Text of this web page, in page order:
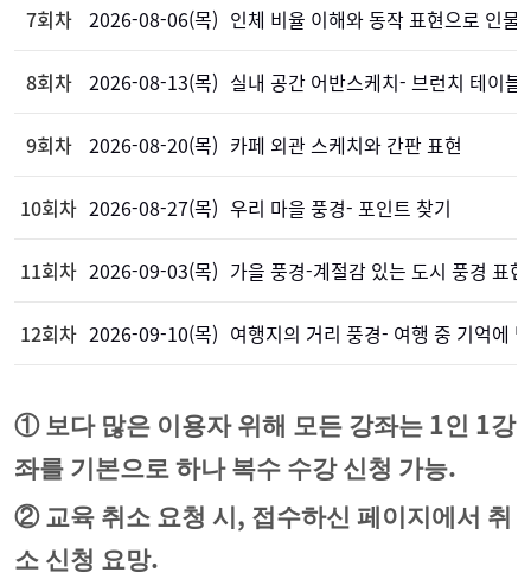
7회차 2026-08-06(목) 인체 비율 이해와 동작 표현으로 인물
8회차 2026-08-13(목) 실내 공간 어반스케치- 브런치 테이블
9회차 2026-08-20(목) 카페 외관 스케치와 간판 표현
10회차 2026-08-27(목) 우리 마을 풍경- 포인트 찾기
11회차 2026-09-03(목) 가을 풍경-계절감 있는 도시 풍경 표현
12회차 2026-09-10(목) 여행지의 거리 풍경- 여행 중 기억에
① 보다 많은 이용자 위해 모든 강좌는 1인 1강
좌를 기본으로 하나 복수 수강 신청 가능.
② 교육 취소 요청 시 , 접수하신 페이지에서 취
소 신청 요망.